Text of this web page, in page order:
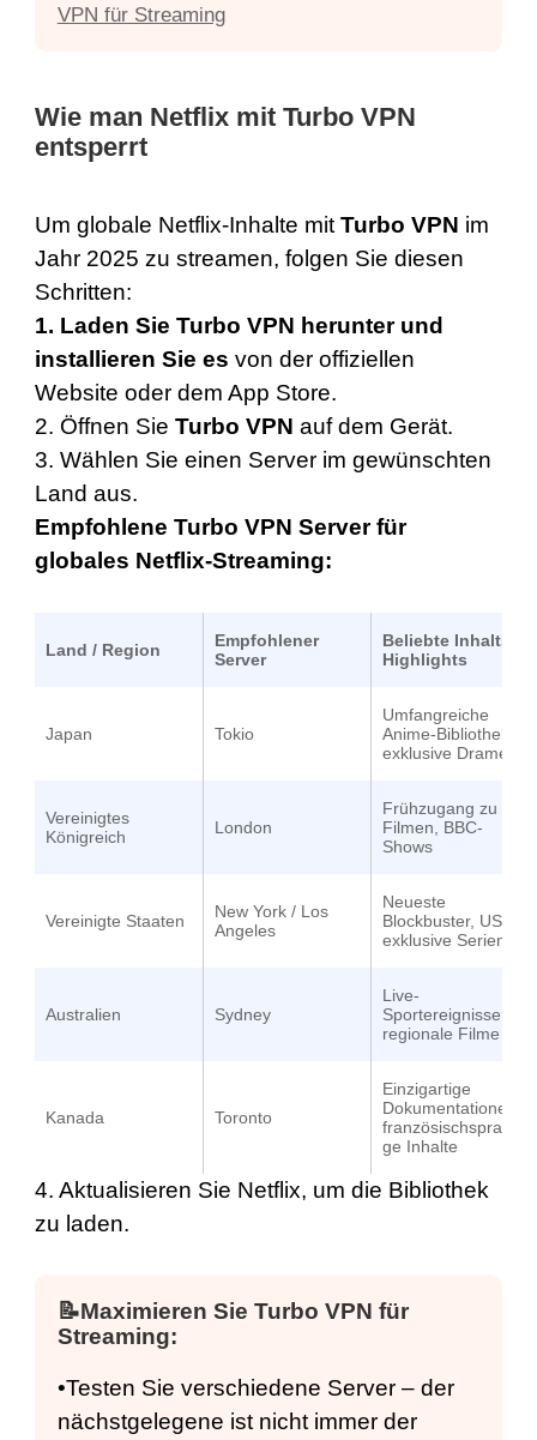
VPN für Streaming
Wie man Netflix mit Turbo VPN
entsperrt
Um globale Netflix-Inhalte mit Turbo VPN im
Jahr 2025 zu streamen, folgen Sie diesen
Schritten:
1. Laden Sie Turbo VPN herunter und
installieren Sie es von der offiziellen
Website oder dem App Store.
2. Öffnen Sie Turbo VPN auf dem Gerät.
3. Wählen Sie einen Server im gewünschten
Land aus.
Empfohlene Turbo VPN Server für
globales Netflix-Streaming:
Land / Region
Empfohlener
Server
Beliebte Inhalts-
Highlights
Japan Tokio
Umfangreiche
Anime-Bibliothek,
exklusive Dramen
Vereinigtes
Königreich
London
Frühzugang zu
Filmen, BBC-
Shows
Vereinigte Staaten
New York / Los
Angeles
Neueste
Blockbuster, US-
exklusive Serien
Australien Sydney
Live-
Sportereignisse,
regionale Filme
Kanada Toronto
Einzigartige
Dokumentationen,
französischsprachi
ge Inhalte
4. Aktualisieren Sie Netflix, um die Bibliothek
zu laden.
📝Maximieren Sie Turbo VPN für
Streaming:
•Testen Sie verschiedene Server – der
nächstgelegene ist nicht immer der